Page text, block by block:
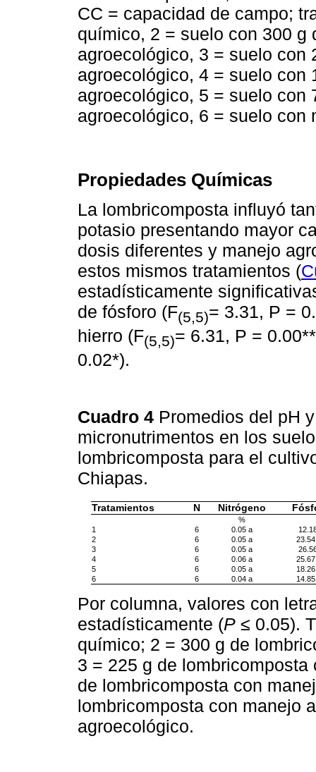
CC = capacidad de campo;
químico, 2 = suelo con 300 g
agroecológico, 3 = suelo con
agroecológico, 4 = suelo con
agroecológico, 5 = suelo con
agroecológico, 6 = suelo
Propiedades Químicas
La lombricomposta influyó
potasio presentando mayor
dosis diferentes y manejo
estos mismos tratamientos (
estadísticamente
de fósforo (F(5,5)= 3.31, P =
hierro (F(5,5)= 6.31, P =
0.02*).
Cuadro 4 Promedios del pH
micronutrimentos en los
lombricomposta para el
Chiapas.
Tratamientos N Nitrógeno
%
1
6 0.05 a
2
6 0.05 a
3
6 0.05 a
4
6 0.06 a
5
6 0.05 a
6
6 0.04 a
Por columna, valores con
estadísticamente (P ≤ 0.05).
químico; 2 = 300 g de
3 = 225 g de
de lombricomposta con
lombricomposta con manejo
agroecológico.